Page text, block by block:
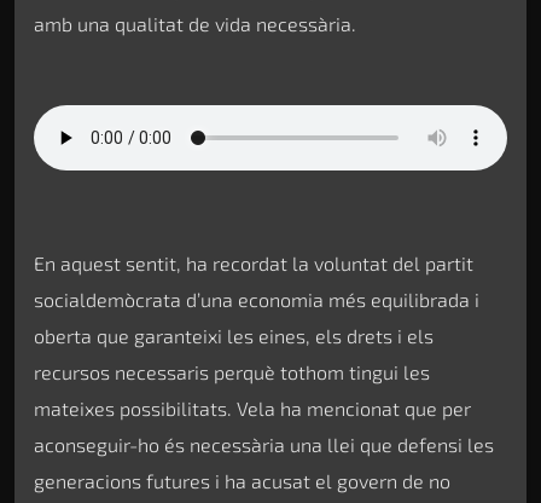
amb una qualitat de vida necessària.
En aquest sentit, ha recordat la voluntat del partit
socialdemòcrata d’una economia més equilibrada i
oberta que garanteixi les eines, els drets i els
recursos necessaris perquè tothom tingui les
mateixes possibilitats. Vela ha mencionat que per
aconseguir-ho és necessària una llei que defensi les
generacions futures i ha acusat el govern de no